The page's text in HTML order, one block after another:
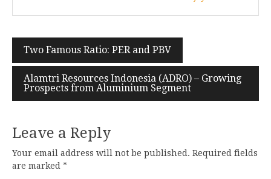
Post
navigation
Two Famous Ratio: PER and PBV
Alamtri Resources Indonesia (ADRO) – Growing
Prospects from Aluminium Segment
Leave a Reply
Your email address will not be published. Required fields
are marked *